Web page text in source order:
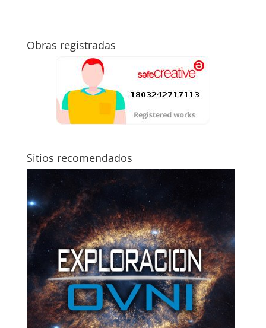
Obras registradas
Sitios recomendados